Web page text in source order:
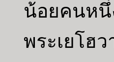
น้อยคนหนึ่
พระเยโฮ